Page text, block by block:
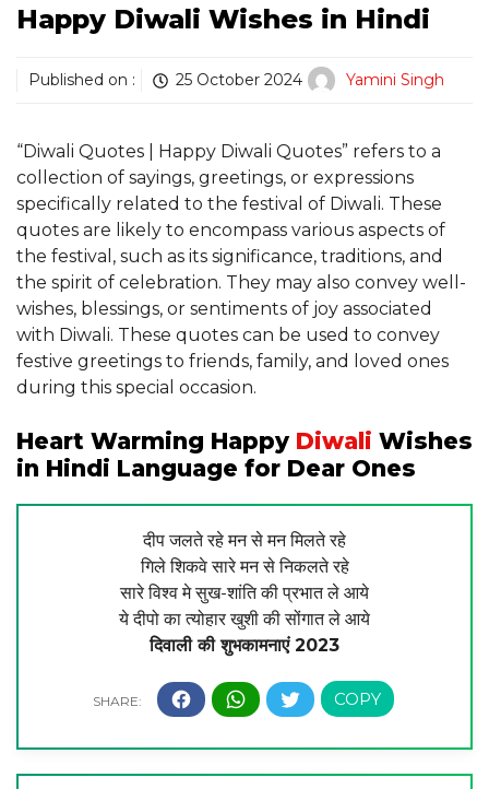
Happy Diwali Wishes in Hindi
Published on : 25 October 2024 Yamini Singh
“Diwali Quotes | Happy Diwali Quotes” refers to a
collection of sayings, greetings, or expressions
specifically related to the festival of Diwali. These
quotes are likely to encompass various aspects of
the festival, such as its significance, traditions, and
the spirit of celebration. They may also convey well-
wishes, blessings, or sentiments of joy associated
with Diwali. These quotes can be used to convey
festive greetings to friends, family, and loved ones
during this special occasion.
Heart Warming Happy Diwali Wishes
in Hindi Language for Dear Ones
दीप जलते रहे मन से मन मिलते रहे
गिले शिकवे सारे मन से निकलते रहे
सारे विश्व मे सुख-शांति की प्रभात ले आये
ये दीपो का त्योहार खुशी की सोंगात ले आये
दिवाली की शुभकामनाएं 2023